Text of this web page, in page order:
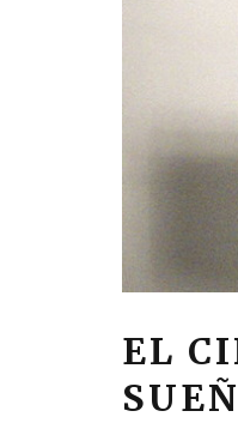
EL